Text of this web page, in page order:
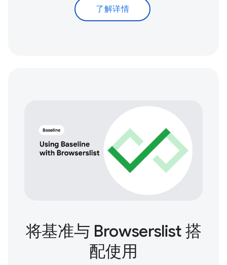
了解详情
将基准与 Browserslist 搭
配使用